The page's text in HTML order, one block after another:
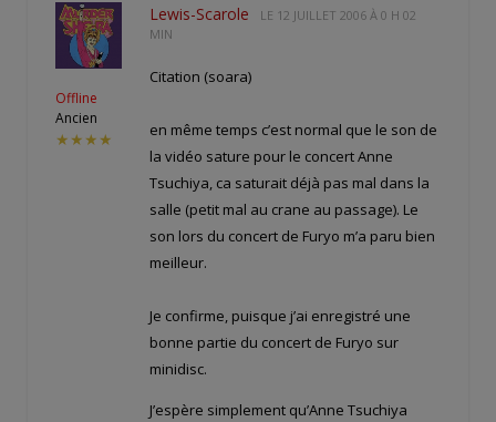
Offline
Ancien
★★★★
Lewis-Scarole LE 12 JUILLET 2006 À 0 H 02
MIN
Citation (soara)
en même temps c’est normal que le son de
la vidéo sature pour le concert Anne
Tsuchiya, ca saturait déjà pas mal dans la
salle (petit mal au crane au passage). Le
son lors du concert de Furyo m’a paru bien
meilleur.
Je confirme, puisque j’ai enregistré une
bonne partie du concert de Furyo sur
minidisc.
J’espère simplement qu’Anne Tsuchiya